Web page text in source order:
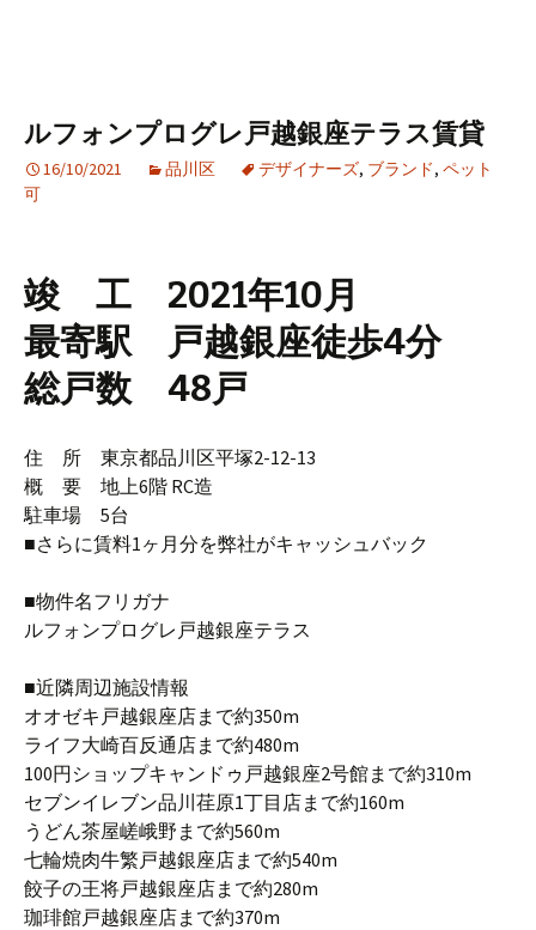
ルフォンプログレ戸越銀座テラス賃貸
16/10/2021 品川区 デザイナーズ, ブランド, ペット
可
竣 工 2021年10月
最寄駅 戸越銀座徒歩4分
総戸数 48戸
住 所 東京都品川区平塚2-12-13
概 要 地上6階 RC造
駐車場 5台
■さらに賃料1ヶ月分を弊社がキャッシュバック
■物件名フリガナ
ルフォンプログレ戸越銀座テラス
■近隣周辺施設情報
オオゼキ戸越銀座店まで約350m
ライフ大崎百反通店まで約480m
100円ショップキャンドゥ戸越銀座2号館まで約310m
セブンイレブン品川荏原1丁目店まで約160m
うどん茶屋嵯峨野まで約560m
七輪焼肉牛繁戸越銀座店まで約540m
餃子の王将戸越銀座店まで約280m
珈琲館戸越銀座店まで約370m